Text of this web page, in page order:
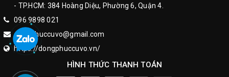
- TP.HCM: 384 Hoàng Diệu, Phường 6, Quận 4.
096 9898 021
dongphuccuvo@gmail.com
https://dongphuccuvo.vn/
HÌNH THỨC THANH TOÁN